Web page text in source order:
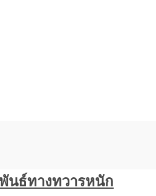
นธ์ทางทวารหนัก